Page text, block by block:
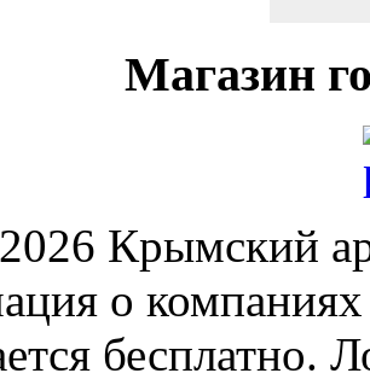
Магазин
Крымский
о компаниях
бесплатно.